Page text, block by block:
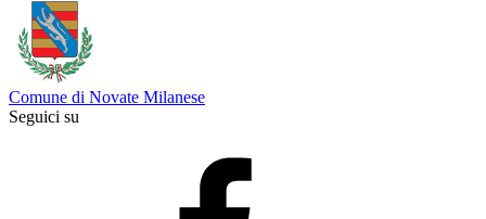
Comune di Novate Milanese
Seguici su